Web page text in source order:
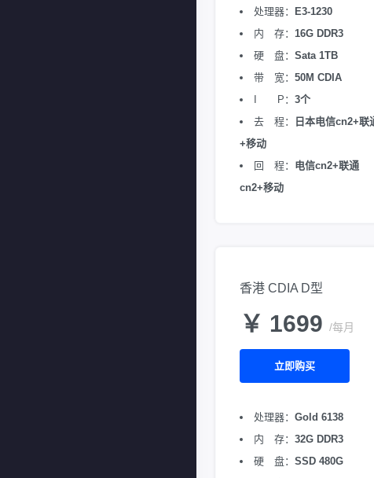
处理器：
E3-1230
内 存： 16G DDR3
硬 盘： Sata 1TB
带 宽： 50M CDIA
I P： 3个
去 程：
日本电信cn2+联
+移动
回 程： 电信cn2+联通
cn2+移动
香港 CDIA D型
￥ 1699 /每月
立即购买
处理器： Gold 6138
内 存： 32G DDR3
硬 盘： SSD 480G